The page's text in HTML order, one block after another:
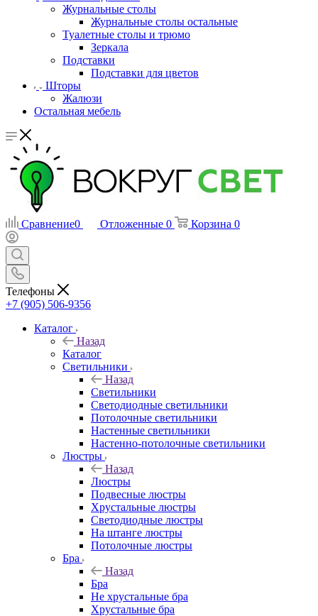
Журнальные столы
Журнальные столы остальные
Туалетные столы и трюмо
Зеркала
Подставки
Подставки для цветов
Шторы
Жалюзи
Остальная мебель
Сравнение0 Отложенные 0 Корзина 0
Телефоны
+7 (905) 506-9356
Каталог
Назад
Каталог
Светильники
Назад
Светильники
Светодиодные светильники
Потолочные светильники
Настенные светильники
Настенно-потолочные светильники
Люстры
Назад
Люстры
Подвесные люстры
Хрустальные люстры
Светодиодные люстры
На штанге люстры
Потолочные люстры
Бра
Назад
Бра
Не хрустальные бра
Хрустальные бра